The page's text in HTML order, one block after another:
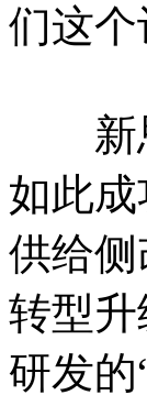
们这
新
如此
供给
转型
研发的